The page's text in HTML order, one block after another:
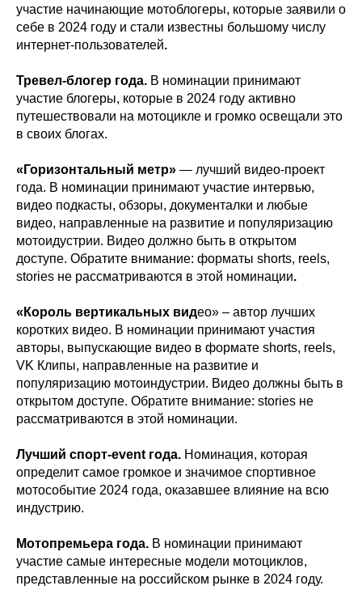
участие начинающие мотоблогеры, которые заявили о
себе в 2024 году и стали известны большому числу
интернет-пользователей.
Тревел-блогер года. В номинации принимают
участие блогеры, которые в 2024 году активно
путешествовали на мотоцикле и громко освещали это
в своих блогах.
«Горизонтальный метр» — лучший видео-проект
года. В номинации принимают участие интервью,
видео подкасты, обзоры, документалки и любые
видео, направленные на развитие и популяризацию
мотоидустрии. Видео должно быть в открытом
доступе. Обратите внимание: форматы shorts, reels,
stories не рассматриваются в этой номинации.
«Король вертикальных видео» – автор лучших
коротких видео. В номинации принимают участия
авторы, выпускающие видео в формате shorts, reels,
VK Клипы, направленные на развитие и
популяризацию мотоиндустрии. Видео должны быть в
открытом доступе. Обратите внимание: stories не
рассматриваются в этой номинации.
Лучший спорт-event года. Номинация, которая
определит самое громкое и значимое спортивное
мотособытие 2024 года, оказавшее влияние на всю
индустрию.
Мотопремьера года. В номинации принимают
участие самые интересные модели мотоциклов,
представленные на российском рынке в 2024 году.